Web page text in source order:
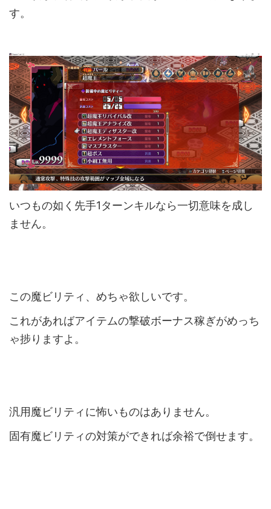
す。
いつもの如く先手1ターンキルなら一切意味を成し
ません。
この魔ビリティ、めちゃ欲しいです。
これがあればアイテムの撃破ボーナス稼ぎがめっち
ゃ捗りますよ。
汎用魔ビリティに怖いものはありません。
固有魔ビリティの対策ができれば余裕で倒せます。